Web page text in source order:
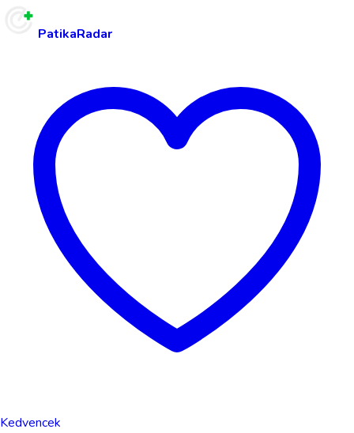
PatikaRadar
Kedvencek